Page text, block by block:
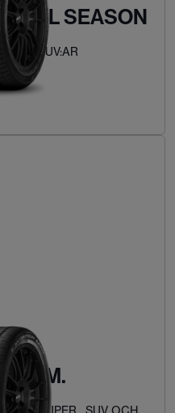
ALL SEASON
FÖR SUV:AR
ASIM.